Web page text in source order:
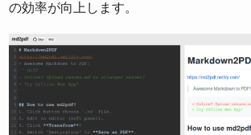
の効率が向上します。